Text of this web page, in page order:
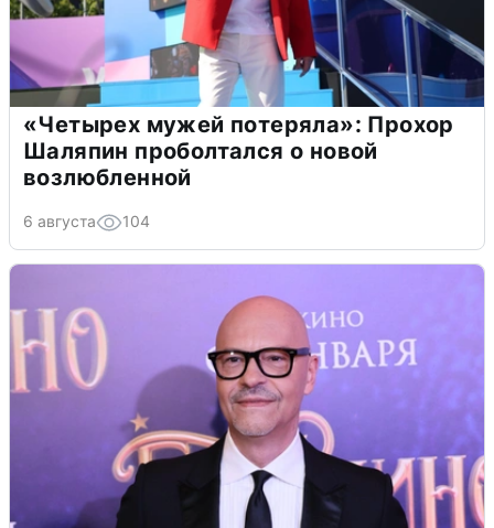
«Четырех мужей потеряла»: Прохор
Шаляпин проболтался о новой
возлюбленной
6 августа 104